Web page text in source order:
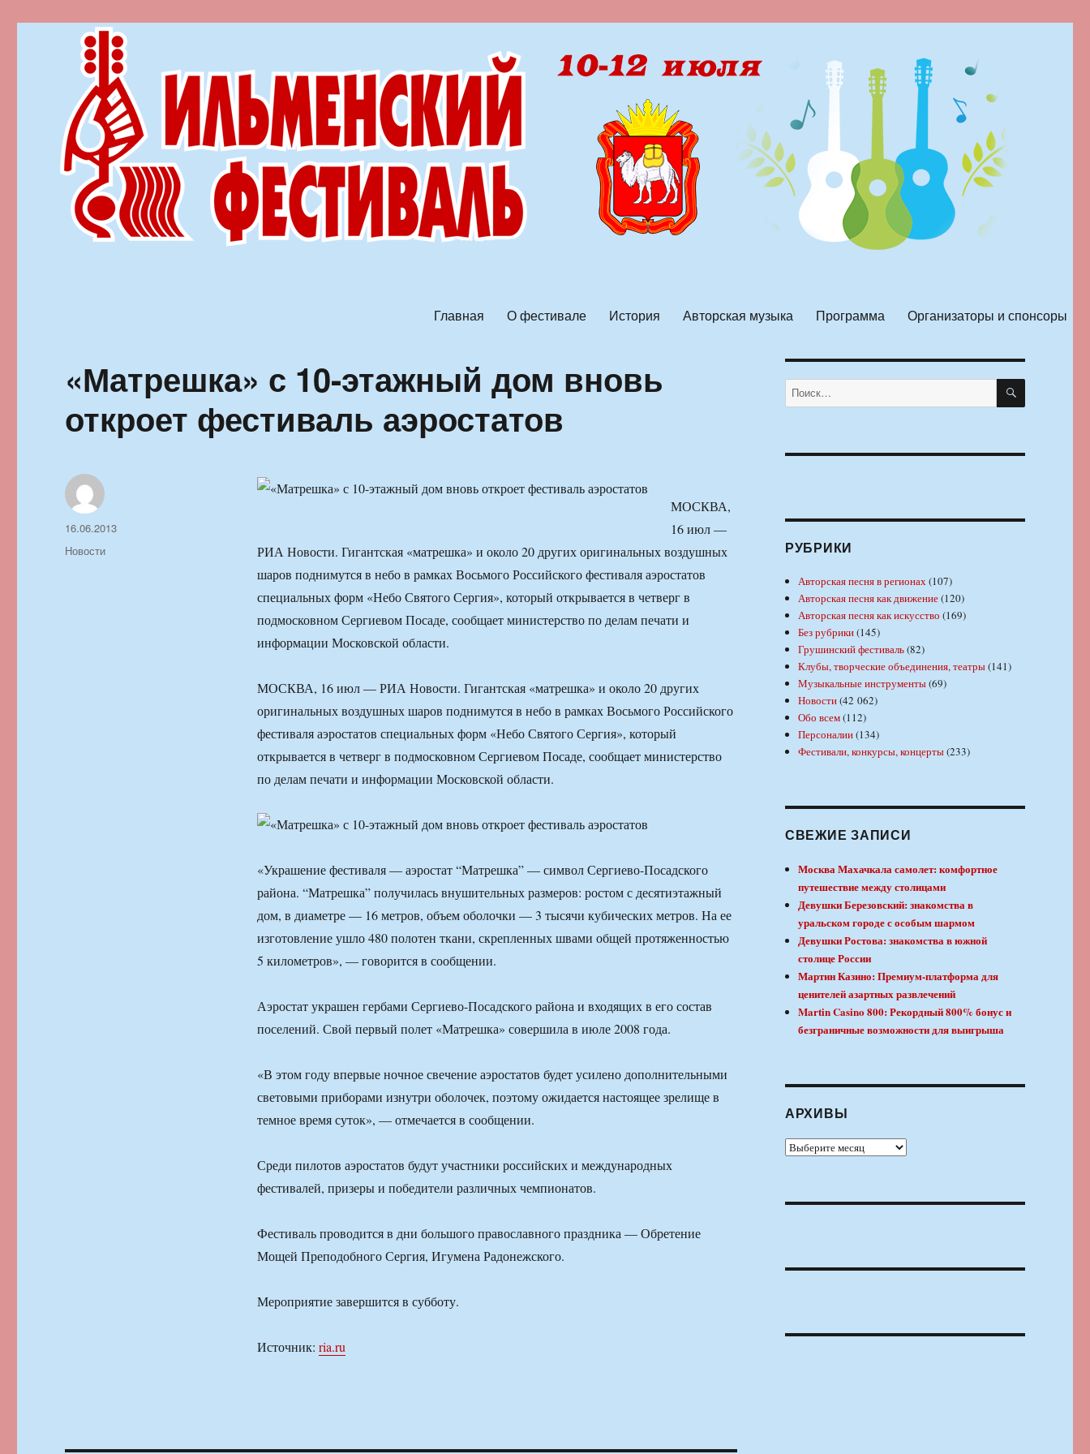
Главная О фестивале История Авторская музыка Программа Организаторы и спонсоры
«Матрешка» с 10-этажный дом вновь
откроет фестиваль аэростатов
МОСКВА,
16 июл —
РИА Новости. Гигантская «матрешка» и около 20 других оригинальных воздушных
шаров поднимутся в небо в рамках Восьмого Российского фестиваля аэростатов
специальных форм «Небо Святого Сергия», который открывается в четверг в
подмосковном Сергиевом Посаде, сообщает министерство по делам печати и
информации Московской области.
МОСКВА, 16 июл — РИА Новости. Гигантская «матрешка» и около 20 других
оригинальных воздушных шаров поднимутся в небо в рамках Восьмого Российского
фестиваля аэростатов специальных форм «Небо Святого Сергия», который
открывается в четверг в подмосковном Сергиевом Посаде, сообщает министерство
по делам печати и информации Московской области.
«Украшение фестиваля — аэростат “Матрешка” — символ Сергиево-Посадского
района. “Матрешка” получилась внушительных размеров: ростом с десятиэтажный
дом, в диаметре — 16 метров, объем оболочки — 3 тысячи кубических метров. На ее
изготовление ушло 480 полотен ткани, скрепленных швами общей протяженностью
5 километров», — говорится в сообщении.
Аэростат украшен гербами Сергиево-Посадского района и входящих в его состав
поселений. Свой первый полет «Матрешка» совершила в июле 2008 года.
«В этом году впервые ночное свечение аэростатов будет усилено дополнительными
световыми приборами изнутри оболочек, поэтому ожидается настоящее зрелище в
темное время суток», — отмечается в сообщении.
Среди пилотов аэростатов будут участники российских и международных
фестивалей, призеры и победители различных чемпионатов.
Фестиваль проводится в дни большого православного праздника — Обретение
Мощей Преподобного Сергия, Игумена Радонежского.
Мероприятие завершится в субботу.
Источник: ria.ru
Автор
Опубликовано
16.06.2013
Рубрики
Новости
Искать: ПОИСК
РУБРИКИ
Авторская песня в регионах(107)
Авторская песня как движение(120)
Авторская песня как искусство (169)
Без рубрики(145)
Грушинский фестиваль(82)
Клубы, творческие объединения, театры(141)
Музыкальные инструменты(69)
Новости(42 062)
Обо всем(112)
Персоналии(134)
Фестивали, конкурсы, концерты(233)
СВЕЖИЕ ЗАПИСИ
Москва Махачкала самолет: комфортное
путешествие между столицами
Девушки Березовский: знакомства в
уральском городе с особым шармом
Девушки Ростова: знакомства в южной
столице России
Мартин Казино: Премиум-платформа для
ценителей азартных развлечений
Martin Casino 800: Рекордный 800% бонус и
безграничные возможности для выигрыша
АРХИВЫ
Архивы